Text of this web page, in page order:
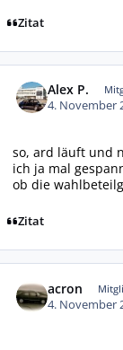
Zitat
Alex P.
4. November
so, ard läuft und
ich ja mal
ob die
Zitat
acron
4. November